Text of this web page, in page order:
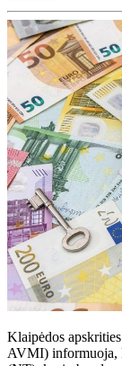
Klaipėdos apskrities
AVMI) informuoja,